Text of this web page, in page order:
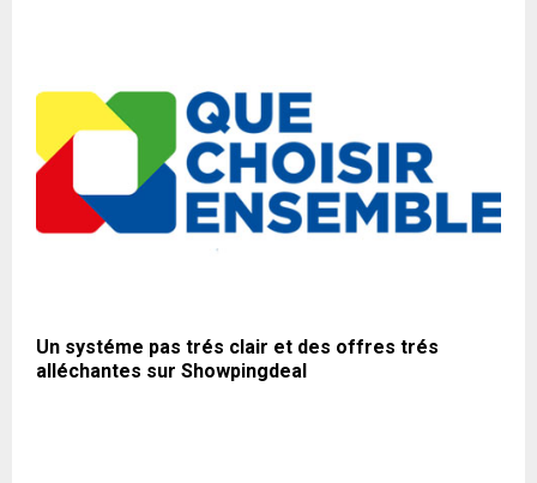
Un systéme pas trés clair et des offres trés
alléchantes sur Showpingdeal